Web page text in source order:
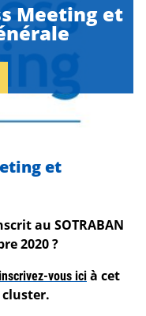
Meeting et
et
au SOTRABAN
2020 ?
vous icià cet